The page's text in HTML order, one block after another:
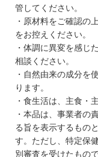
管してください。
・原材料をご確認の
をお控えください。
・体調に異変を感じ
相談ください。
・自然由来の成分を
ります。
・食生活は、主食・
・本品は、事業者の
る旨を表示するもの
す。ただし、特定保
別審査を受けたもの